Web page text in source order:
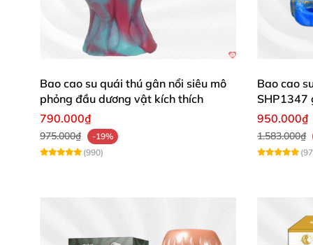
Bao cao su quái thú gân nổi siêu mô
phỏng đầu dương vật kích thích
790.000₫
975.000₫
-19%
(990)
Bao cao
SHP1347
950.000₫
1.583.000₫